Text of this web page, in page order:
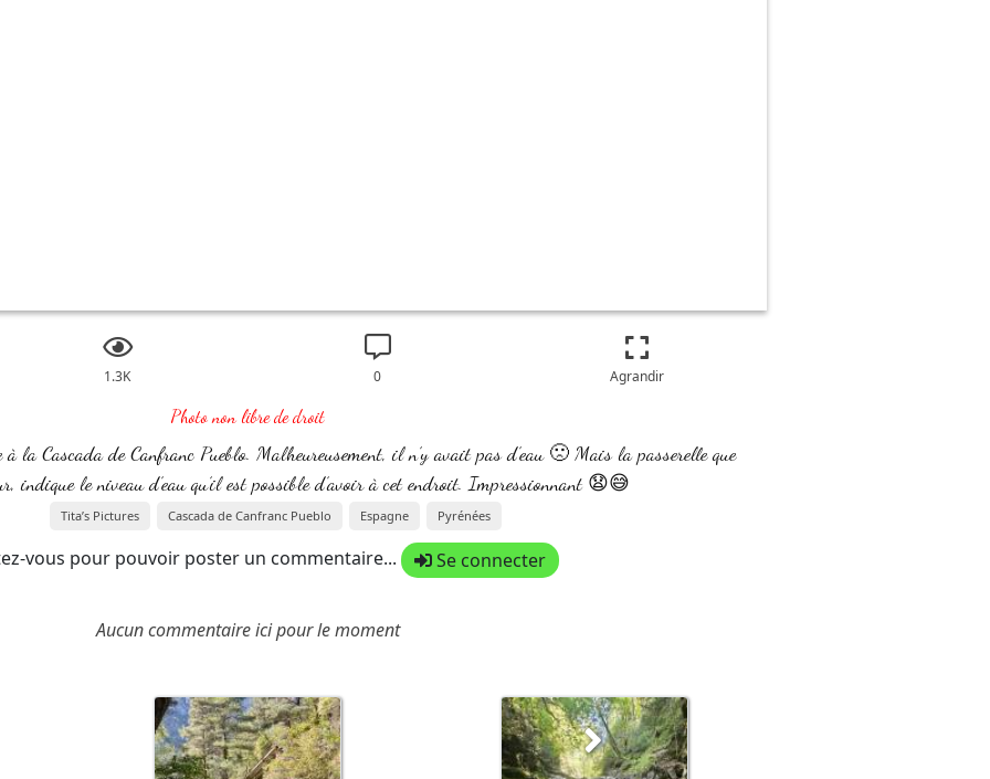
1.3K 0 Agrandir
Photo non libre de droit
à la Cascada de Canfranc Pueblo. Malheureusement, il n’y avait pas d’eau 🙁 Mais la passerelle que
indique le niveau d’eau qu’il est possible d’avoir à cet endroit. Impressionnant 😧😅
Tita’s Pictures Cascada de Canfranc Pueblo Espagne Pyrénées
vous pour pouvoir poster un commentaire... Se connecter
Aucun commentaire ici pour le moment